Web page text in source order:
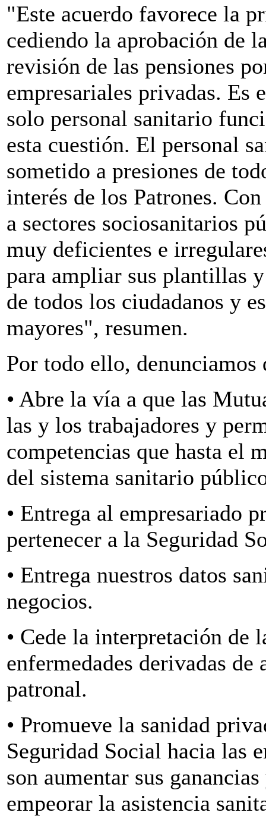
"Este acuerdo favorece la
cediendo la aprobación de
revisión de las pensiones
empresariales privadas. Es
solo personal sanitario
esta cuestión. El personal
sometido a presiones de
interés de los Patrones.
a sectores sociosanitarios
muy deficientes e
para ampliar sus plantillas
de todos los ciudadanos y
mayores", resumen.
Por todo ello,
• Abre la vía a que las
las y los trabajadores y
competencias que hasta el
del sistema sanitario
• Entrega al empresariado
pertenecer a la Seguridad
• Entrega nuestros datos
negocios.
• Cede la interpretación de
enfermedades derivadas de
patronal.
• Promueve la sanidad
Seguridad Social hacia las
son aumentar sus
empeorar la asistencia